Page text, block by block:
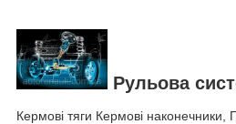
Рульова
Кермові тяги Кермові наконечники,